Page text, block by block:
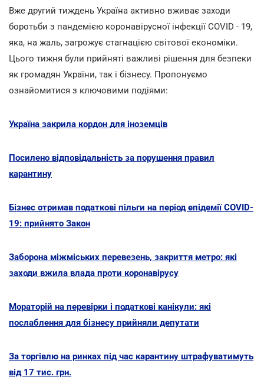
Вже другий тиждень Україна активно вживає заходи
боротьби з пандемією коронавірусної інфекції COVID - 19,
яка, на жаль, загрожує стагнацією світової економіки.
Цього тижня були прийняті важливі рішення для безпеки
як громадян України, так і бізнесу. Пропонуємо
ознайомитися з ключовими подіями:
Україна закрила кордон для іноземців
Посилено відповідальність за порушення правил
карантину
Бізнес отримав податкові пільги на період епідемії COVID-
19: прийнято Закон
Заборона міжміських перевезень, закриття метро: які
заходи вжила влада проти коронавірусу
Мораторій на перевірки і податкові канікули: які
послаблення для бізнесу прийняли депутати
За торгівлю на ринках під час карантину штрафуватимуть
від 17 тис. грн.